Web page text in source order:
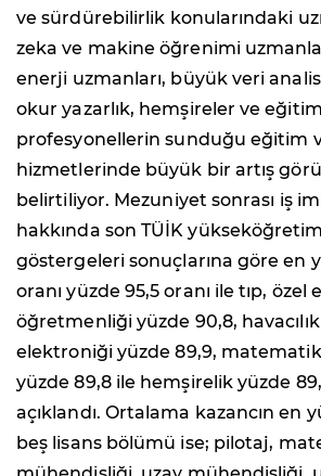
ve sürdürebilirlik konularındaki
zeka ve makine öğrenimi
enerji uzmanları, büyük veri
okur yazarlık, hemşireler ve
profesyonellerin sunduğu eğitim
hizmetlerinde büyük bir artış
belirtiliyor. Mezuniyet sonrası iş
hakkında son TÜİK
göstergeleri sonuçlarına göre en
oranı yüzde 95,5 oranı ile tıp, özel
öğretmenliği yüzde 90,8,
elektroniği yüzde 89,9,
yüzde 89,8 ile hemşirelik yüzde
açıklandı. Ortalama kazancın en
beş lisans bölümü ise; pilotaj,